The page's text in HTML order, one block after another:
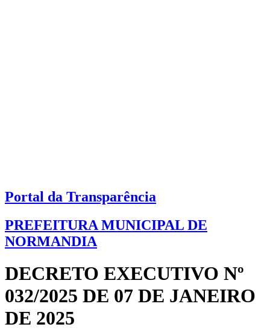
Portal da Transparência
PREFEITURA MUNICIPAL DE
NORMANDIA
DECRETO EXECUTIVO Nº
032/2025 DE 07 DE JANEIRO
DE 2025